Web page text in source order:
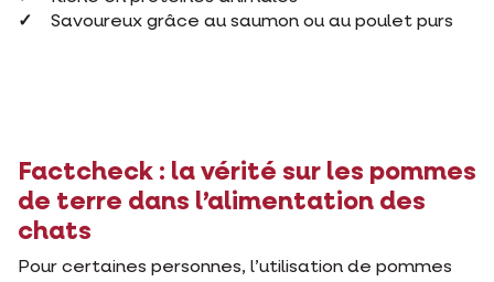
Savoureux grâce au saumon ou au poulet purs
Factcheck : la vérité sur les pommes
de terre dans l’alimentation des
chats
Pour certaines personnes, l’utilisation de pommes